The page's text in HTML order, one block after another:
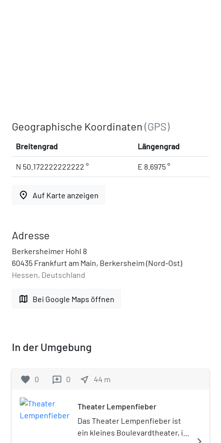
Geographische Koordinaten(GPS)
Breitengrad Längengrad
N 50.172222222222 ° E 8.6975 °
place Auf Karte anzeigen
Adresse
Berkersheimer Hohl 8
60435 Frankfurt am Main, Berkersheim (Nord-Ost)
Hessen, Deutschland
map Bei Google Maps öffnen
In der Umgebung
favorite 0 reviews 0 near_me 44 m
Theater Lempenfieber
Das Theater Lempenfieber ist
ein kleines Boulevardtheater, in